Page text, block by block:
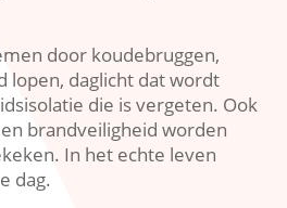
door koudebruggen,
lopen, daglicht dat wordt
die is vergeten.​ Ook
brandveiligheid worden
In het echte leven
dag.​